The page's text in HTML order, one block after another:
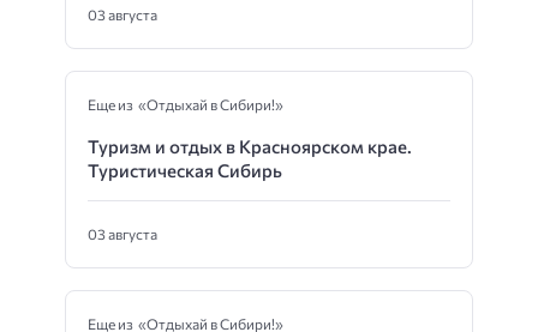
03 августа
Еще из «Отдыхай в Сибири!»
Туризм и отдых в Красноярском крае.
Туристическая Сибирь
03 августа
Еще из «Отдыхай в Сибири!»